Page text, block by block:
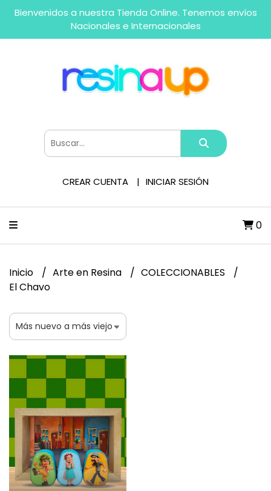
Bienvenidos a nuestra Tienda Online. Tenemos envíos
Nacionales e Internacionales
CREAR CUENTA INICIAR SESIÓN
0
Inicio Arte en Resina
COLECCIONABLES
El Chavo